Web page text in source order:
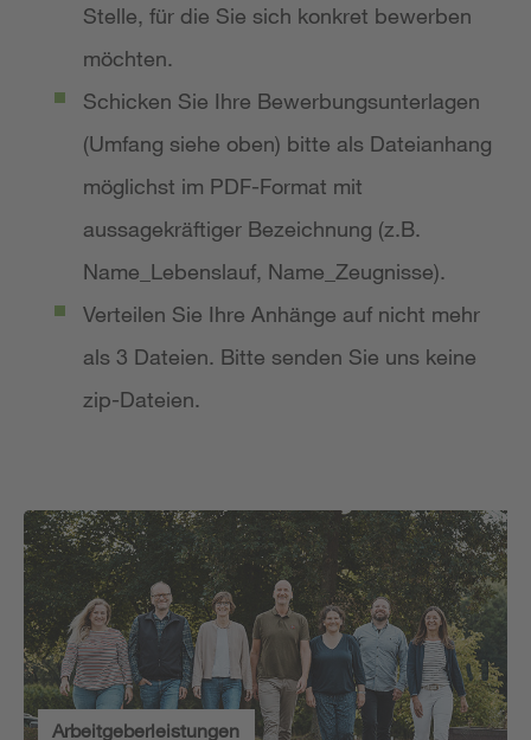
Stelle, für die Sie sich konkret bewerben
möchten.
Schicken Sie Ihre Bewerbungsunterlagen
(Umfang siehe oben) bitte als Dateianhang
möglichst im PDF-Format mit
aussagekräftiger Bezeichnung (z.B.
Name_Lebenslauf, Name_Zeugnisse).
Verteilen Sie Ihre Anhänge auf nicht mehr
als 3 Dateien. Bitte senden Sie uns keine
zip-Dateien.
Arbeitgeberleistungen